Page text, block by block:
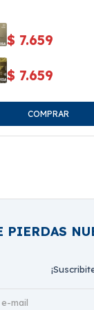
$ 7.659
$ 7.659
PIERDAS